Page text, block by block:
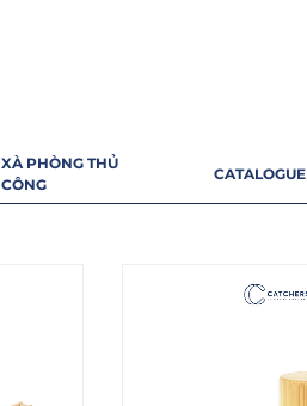
XÀ PHÒNG THỦ
CÔNG
CATALOGUE